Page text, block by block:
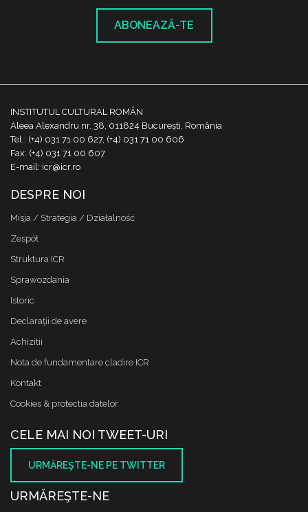
ABONEAZĂ-TE
INSTITUTUL CULTURAL ROMÂN
Aleea Alexandru nr. 38, 011824 București, România
Tel.: (+4) 031 71 00 627, (+4) 031 71 00 606
Fax: (+4) 031 71 00 607
E-mail: icr@icr.ro
DESPRE NOI
Misja / Strategia / Działalność
Zespół
Struktura ICR
Sprawozdania
Istoric
Declaraţii de avere
Achizitii
Nota de fundamentare cladire ICR
Kontakt
Cookies & protectia datelor
CELE MAI NOI TWEET-URI
URMĂREŞTE-NE PE TWITTER
URMĂREŞTE-NE